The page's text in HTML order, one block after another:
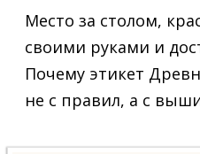
Место за столом,
своими руками и
Почему этикет
не с правил, а с